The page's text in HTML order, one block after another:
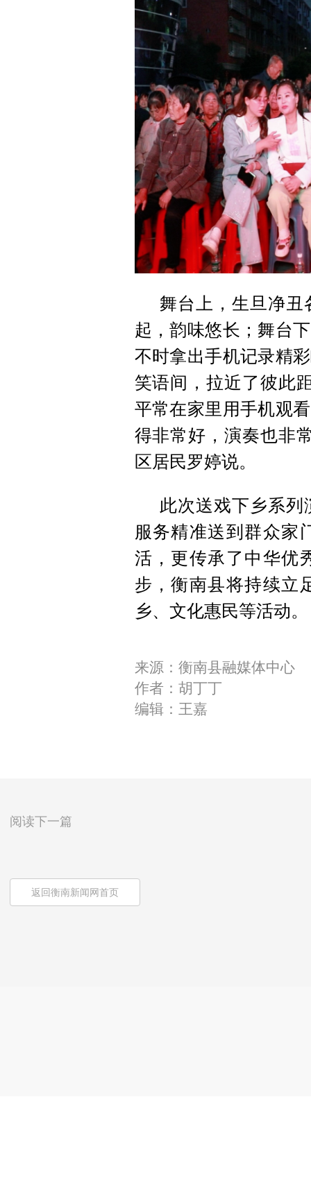
舞台上，生旦净
起，韵味悠长；舞台
不时拿出手机记录精
笑语间，拉近了彼此
平常在家里用手机观
得非常好，演奏也非
区居民罗婷说。
此次送戏下乡系
服务精准送到群众家
活，更传承了中华优
步，衡南县将持续立
乡、文化惠民等活动。
来源：衡南县融媒体中心
作者：胡丁丁
编辑：王嘉
阅读下一篇
返回衡南新闻网首页